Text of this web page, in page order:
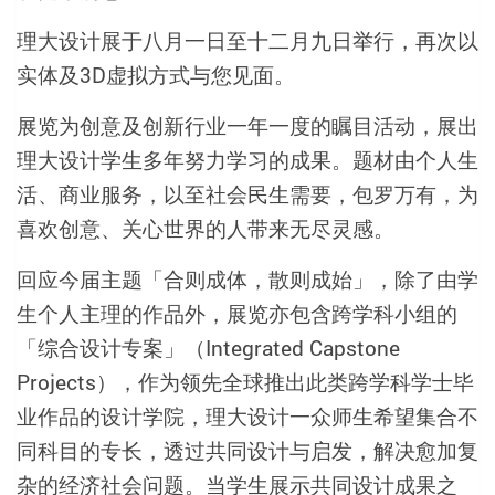
理大设计展于八月一日至十二月九日举行，再次以
实体及3D虚拟方式与您见面。
展览为创意及创新行业一年一度的瞩目活动，展出
理大设计学生多年努力学习的成果。题材由个人生
活、商业服务，以至社会民生需要，包罗万有，为
喜欢创意、关心世界的人带来无尽灵感。
回应今届主题「合则成体，散则成始」，除了由学
生个人主理的作品外，展览亦包含跨学科小组的
「综合设计专案」（Integrated Capstone
Projects），作为领先全球推出此类跨学科学士毕
业作品的设计学院，理大设计一众师生希望集合不
同科目的专长，透过共同设计与启发，解决愈加复
杂的经济社会问题。当学生展示共同设计成果之